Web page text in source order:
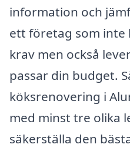
information och
ett företag som inte
krav men också
passar din budget.
köksrenovering i
med minst tre olika
säkerställa den